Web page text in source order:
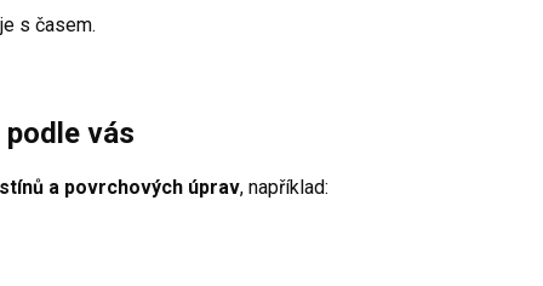
s časem.
vás
a povrchových úprav, například: